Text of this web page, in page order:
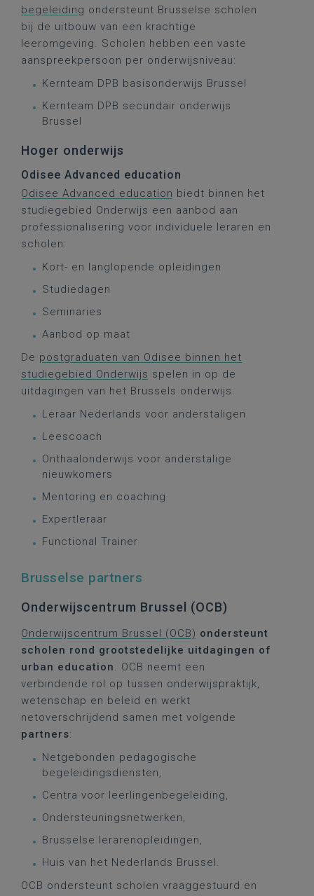
begeleiding ondersteunt Brusselse scholen
bij de uitbouw van een krachtige
leeromgeving. Scholen hebben een vaste
aanspreekpersoon per onderwijsniveau:
Kernteam DPB basisonderwijs Brussel
Kernteam DPB secundair onderwijs
Brussel
Hoger onderwijs
Odisee Advanced education
Odisee Advanced education biedt binnen het
studiegebied Onderwijs een aanbod aan
professionalisering voor individuele leraren en
scholen:
Kort- en langlopende opleidingen
Studiedagen
Seminaries
Aanbod op maat
De postgraduaten van Odisee binnen het
studiegebied Onderwijs spelen in op de
uitdagingen van het Brussels onderwijs:
Leraar Nederlands voor anderstaligen
Leescoach
Onthaalonderwijs voor anderstalige
nieuwkomers
Mentoring en coaching
Expertleraar
Functional Trainer
Brusselse partners
Onderwijscentrum Brussel (OCB)
Onderwijscentrum Brussel (OCB) ondersteunt
scholen rond grootstedelijke uitdagingen of
urban education. OCB neemt een
verbindende rol op tussen onderwijspraktijk,
wetenschap en beleid en werkt
netoverschrijdend samen met volgende
partners:
Netgebonden pedagogische
begeleidingsdiensten,
Centra voor leerlingenbegeleiding,
Ondersteuningsnetwerken,
Brusselse lerarenopleidingen,
Huis van het Nederlands Brussel.
OCB ondersteunt scholen vraaggestuurd en